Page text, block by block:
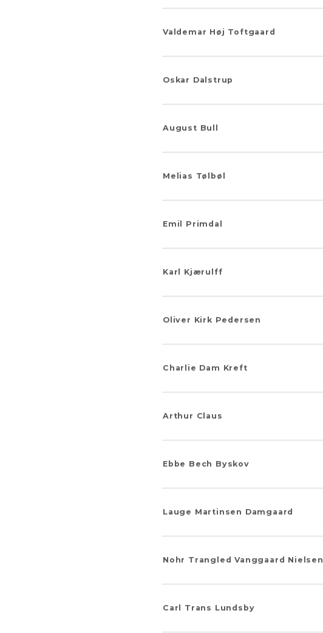
Valdemar Høj Toftgaard
Oskar Dalstrup
August Bull
Melias Tølbøl
Emil Primdal
Karl Kjærulff
Oliver Kirk Pedersen
Charlie Dam Kreft
Arthur Claus
Ebbe Bech Byskov
Lauge Martinsen Damgaard
Nohr Trangled Vanggaard Nielsen
Carl Trans Lundsby